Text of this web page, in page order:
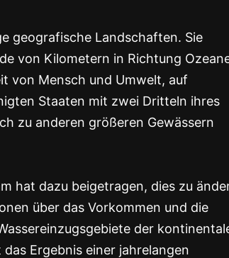
geografische Landschaften. Sie
von Kilometern in Richtung
von Mensch und Umwelt, auf
Staaten mit zwei Dritteln ihres
zu anderen größeren Gewässern
hat dazu beigetragen, dies zu
über das Vorkommen und die
der
Ergebnis einer jahrelangen